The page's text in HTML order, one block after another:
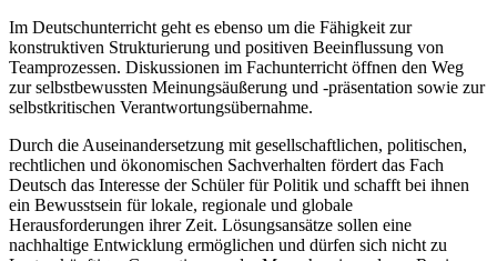
Im Deutschunterricht geht es ebenso um die Fähigkeit zur
konstruktiven Strukturierung und positiven Beeinflussung von
Teamprozessen. Diskussionen im Fachunterricht öffnen den Weg
zur selbstbewussten Meinungsäußerung und -präsentation sowie zur
selbstkritischen Verantwortungsübernahme.
Durch die Auseinandersetzung mit gesellschaftlichen, politischen,
rechtlichen und ökonomischen Sachverhalten fördert das Fach
Deutsch das Interesse der Schüler für Politik und schafft bei ihnen
ein Bewusstsein für lokale, regionale und globale
Herausforderungen ihrer Zeit. Lösungsansätze sollen eine
nachhaltige Entwicklung ermöglichen und dürfen sich nicht zu